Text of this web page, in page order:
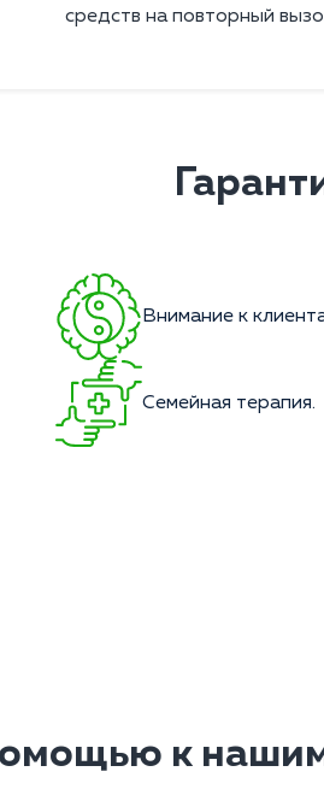
средств на повторный
Внимание к
Семейная терапия.
к